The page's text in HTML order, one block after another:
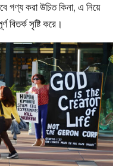
গণ্য করা উচিত কিনা, এ নিয়ে
বিতর্ক সৃষ্টি করে।